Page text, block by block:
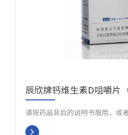
辰欣牌钙维生素D咀嚼片
请按药品背后的说明书服用，或